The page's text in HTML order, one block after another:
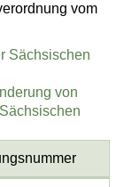
vom
Sächsischen
von